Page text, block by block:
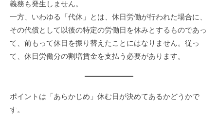
義務も発生しません。
一方、いわゆる「代休」とは、休日労働が行われた場合に、
その代償として以後の特定の労働日を休みとするものであっ
て、前もって休日を振り替えたことにはなりません。従っ
て、休日労働分の割増賃金を支払う必要があります。
ポイントは「あらかじめ」休む日が決めてあるかどうかで
す。